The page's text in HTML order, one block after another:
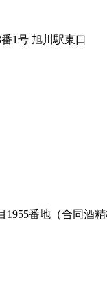
1号 旭川駅東口
1955番地（合同酒精